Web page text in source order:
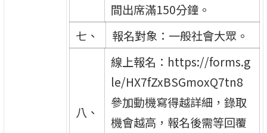
間出席滿150分鐘。
七、
報名對象：一般社會大眾。
八、
線上報名：https://forms.g
le/HX7fZxBSGmoxQ7tn8
參加動機寫得越詳細，錄取
機會越高，報名後需等回覆